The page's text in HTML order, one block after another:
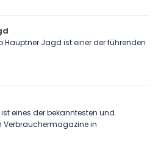
Hauptner Jagd ist einer der führenden
eines der bekanntesten und
Verbrauchermagazine in